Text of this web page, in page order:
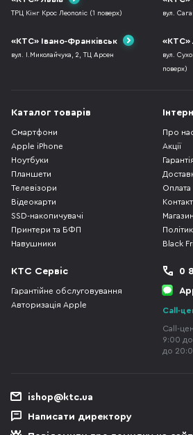
ТРЦ Кінг Крос Леополіс (1 поверх) вул.
«КТС» Івано-Франківськ
вул. І.Миколайчука, 2, ТЦ Арсен
«КТС»
вул.
поверх)
Каталог товарів
Смартфони
Apple iPhone
Ноутбуки
Планшети
Телевізори
Відеокарти
SSD-накопичувачі
Принтери та БФП
Навушники
Про
Акції
Оплата
Black
КТС Сервіс
Гарантійне обслуговування
Авторизація Apple
0
Call-
Call-
9:00 до
до
ishop@ktc.ua
Написати директору